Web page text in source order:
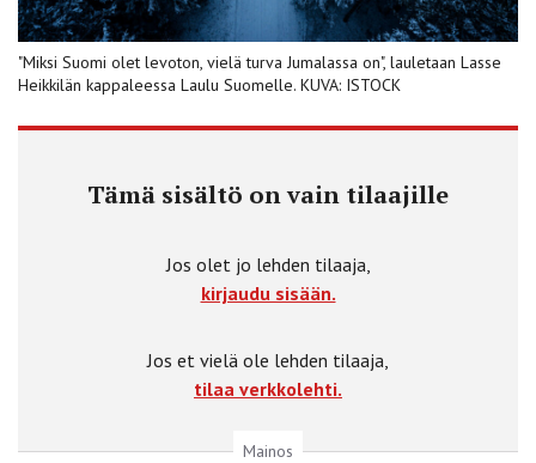
"Miksi Suomi olet levoton, vielä turva Jumalassa on", lauletaan Lasse
Heikkilän kappaleessa Laulu Suomelle. KUVA: ISTOCK
Tämä sisältö on vain tilaajille
Jos olet jo lehden tilaaja,
kirjaudu sisään.
Jos et vielä ole lehden tilaaja,
tilaa verkkolehti.
Mainos